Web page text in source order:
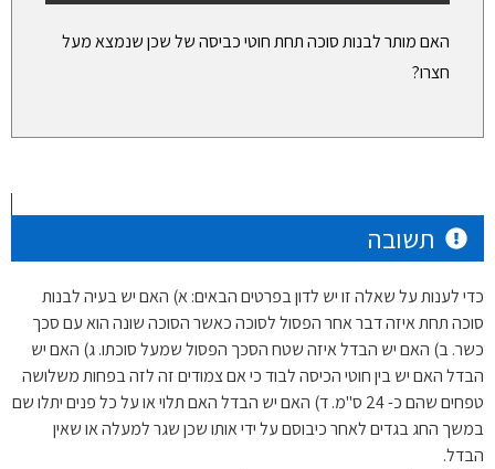
האם מותר לבנות סוכה תחת חוטי כביסה של שכן שנמצא מעל
חצרו?
תשובה
כדי לענות על שאלה זו יש לדון בפרטים הבאים: א) האם יש בעיה לבנות
סוכה תחת איזה דבר אחר הפסול לסוכה כאשר הסוכה שונה הוא עם סכך
כשר. ב) האם יש הבדל איזה שטח הסכך הפסול שמעל סוכתו. ג) האם יש
הבדל האם יש בין חוטי הכיסה לבוד כי אם צמודים זה לזה בפחות משלושה
טפחים שהם כ- 24 ס"מ. ד) האם יש הבדל האם תלוי או על כל פנים יתלו שם
במשך החג בגדים לאחר כיבוסם על ידי אותו שכן שגר למעלה או שאין
הבדל.